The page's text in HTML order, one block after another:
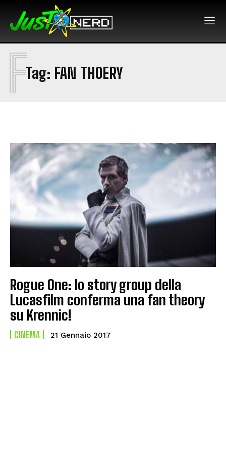
Tag: FAN THOERY
F
Rogue One: lo story group della
Lucasfilm conferma una fan theory
su Krennic!
CINEMA 21 Gennaio 2017